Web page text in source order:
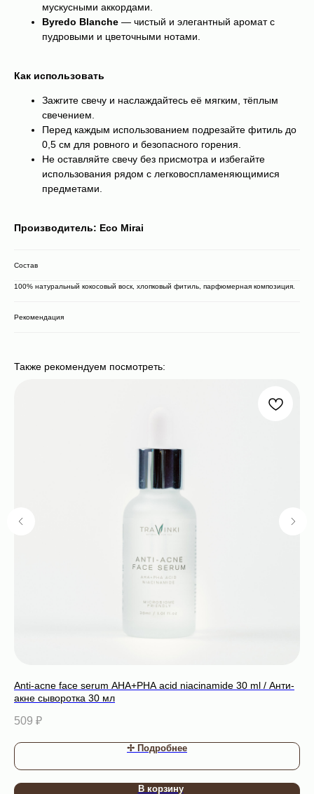
мускусными аккордами.
Byredo Blanche — чистый и элегантный аромат с
пудровыми и цветочными нотами.
Как использовать
Зажгите свечу и наслаждайтесь её мягким, тёплым
свечением.
Перед каждым использованием подрезайте фитиль до
0,5 см для ровного и безопасного горения.
Не оставляйте свечу без присмотра и избегайте
использования рядом с легковоспламеняющимися
предметами.
Производитель: Eco Mirai
Состав
100% натуральный кокосовый воск, хлопковый фитиль, парфюмерная композиция.
Рекомендация
Также рекомендуем посмотреть:
Anti-acne face serum AHA+PHA acid niacinamide 30 ml / Анти-
акне сыворотка 30 мл
509 ₽
✢ Подробнее
В корзину